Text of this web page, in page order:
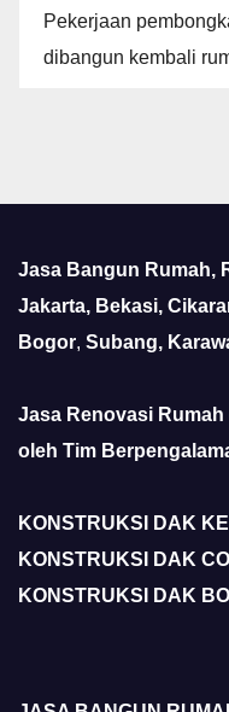
Pekerjaan
dibangun kembali
Jasa Bangun Rumah,
Jakarta, Bekasi,
Bogor, Subang,
Jasa Renovasi
oleh Tim
KONSTRUKSI DAK
KONSTRUKSI DAK
KONSTRUKSI DAK